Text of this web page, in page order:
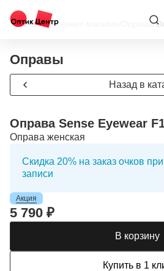
Главная/Интернет-магазин Оправы/
Оправы
Назад в
Оправа Sense Eyewear
Оправа женская
Скидка 20% на заказ очков
записи
Акция
5 790 ₽
В корзину
Купить в 1